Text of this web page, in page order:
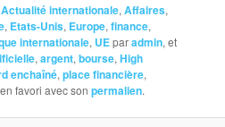
Actualité internationale,Affaires,
, Etats-Unis, Europe,finance,
internationale, UEparadmin, et
,argent,bourse,High
enchaîné,place financière,
favori avec sonpermalien.